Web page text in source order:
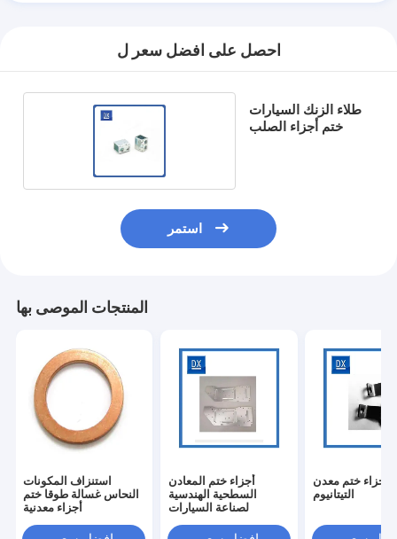
احصل على افضل سعر ل
طلاء الزنك السيارات
ختم أجزاء الصلب
استمر
المنتجات الموصى بها
استنزاف المكونات
النحاس غسالة طوقا ختم
أجزاء معدنية
أجزاء ختم المعادن
السطحية الهندسية
لصناعة السيارات
أجزاء ختم معدن
التيتانيوم